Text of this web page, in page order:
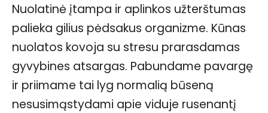
Nuolatinė įtampa ir aplinkos užterštumas
palieka gilius pėdsakus organizme. Kūnas
nuolatos kovoja su stresu prarasdamas
gyvybines atsargas. Pabundame pavargę
ir priimame tai lyg normalią būseną
nesusimąstydami apie viduje rusenantį